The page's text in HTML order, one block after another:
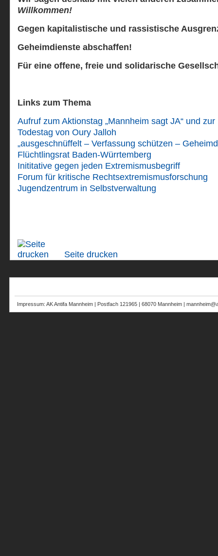
Willkommen!
Gegen kapitalistische und rassistische
Geheimdienste abschaffen!
Für eine offene, freie und solidarische
Links zum Thema
Aufruf zum Aktionstag „Mannheim sagt JA“ und
Todestag von Oury Jalloh
„ausgeschnüffelt – Verfassung schützen –
Flüchtlingsrat Baden-Würrtemberg
Inititative gegen jeden Extremismusbegriff
Forum für kritische Rechtsextremismusforschung
Jugendzentrum in Selbstverwaltung
Seite drucken
Impressum: AK Antifa Mannheim | Postfach 121965 | 68070 Mannheim |